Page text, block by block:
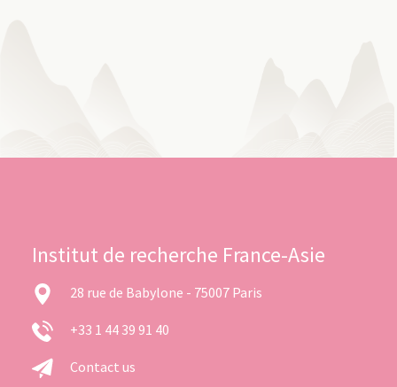
Institut de recherche France-Asie
28 rue de Babylone - 75007 Paris
+33 1 44 39 91 40
Contact us